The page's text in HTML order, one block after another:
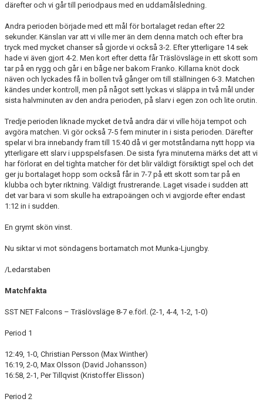
därefter och vi går till periodpaus med en uddamålsledning.
Andra perioden började med ett mål för bortalaget redan efter 22
sekunder. Känslan var att vi ville mer än dem denna match och efter bra
tryck med mycket chanser så gjorde vi också 3-2. Efter ytterligare 14 sek
hade vi även gjort 4-2. Men kort efter detta får Träslövsläge in ett skott som
tar på en rygg och går i en båge ner bakom Franko. Killarna knöt dock
näven och lyckades få in bollen två gånger om till ställningen 6-3. Matchen
kändes under kontroll, men på något sett lyckas vi släppa in två mål under
sista halvminuten av den andra perioden, på slarv i egen zon och lite orutin.
Tredje perioden liknade mycket de två andra där vi ville höja tempot och
avgöra matchen. Vi gör också 7-5 fem minuter in i sista perioden. Därefter
spelar vi bra innebandy fram till 15:40 då vi ger motståndarna nytt hopp via
ytterligare ett slarv i uppspelsfasen. De sista fyra minuterna märks det att vi
har förlorat en del tighta matcher för det blir väldigt försiktigt spel och det
ger ju bortalaget hopp som också får in 7-7 på ett skott som tar på en
klubba och byter riktning. Väldigt frustrerande. Laget visade i sudden att
det var bara vi som skulle ha extrapoängen och vi avgjorde efter endast
1:12 in i sudden.
En grymt skön vinst.
Nu siktar vi mot söndagens bortamatch mot Munka-Ljungby.
/Ledarstaben
Matchfakta
SST NET Falcons – Träslövsläge 8-7 e.förl. (2-1, 4-4, 1-2, 1-0)
Period 1
12:49, 1-0, Christian Persson (Max Winther)
16:19, 2-0, Max Olsson (David Johansson)
16:58, 2-1, Per Tillqvist (Kristoffer Elisson)
Period 2